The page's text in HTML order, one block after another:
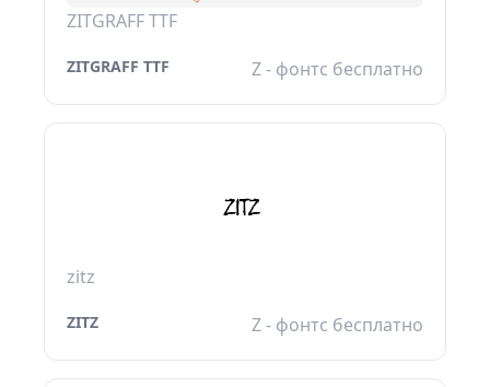
ZITGRAFF TTF
ZITGRAFF TTF Z - фонтс бесплатно
zitz
ZITZ Z - фонтс бесплатно